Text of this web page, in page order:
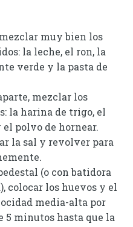
muy bien los
la leche, el ron, la
verde y la pasta de
mezclar los
la harina de trigo, el
polvo de hornear.
la sal y revolver para
(o con batidora
colocar los huevos y el
media-alta por
5 minutos hasta que la